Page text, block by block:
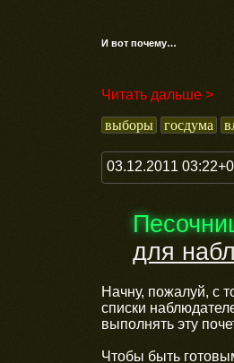
И вот почему…
Читать дальше >
выборы
госдума
03.12.2011
для
Начну, пожалуй, с
списки
выполнять эту
Чтобы быть